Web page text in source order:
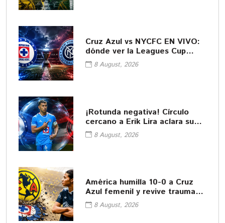
Cruz Azul vs NYCFC EN VIVO:
dónde ver la Leagues Cup
20268 August, 2026
¡Rotunda negativa! Círculo
cercano a Erik Lira aclara su
futuro
8 August, 2026
América humilla 10-0 a Cruz
Azul femenil y revive traumas
del pasado
8 August, 2026